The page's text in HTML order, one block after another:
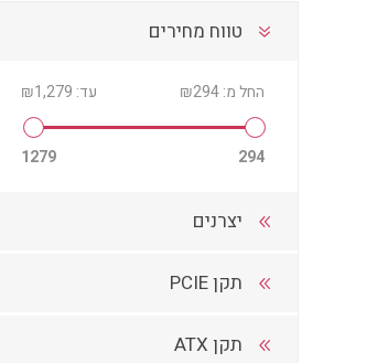
טווח מחירים
החל מ:₪294 עד: ₪1,279
294
1279
יצרנים
תקן PCIE
תקן ATX